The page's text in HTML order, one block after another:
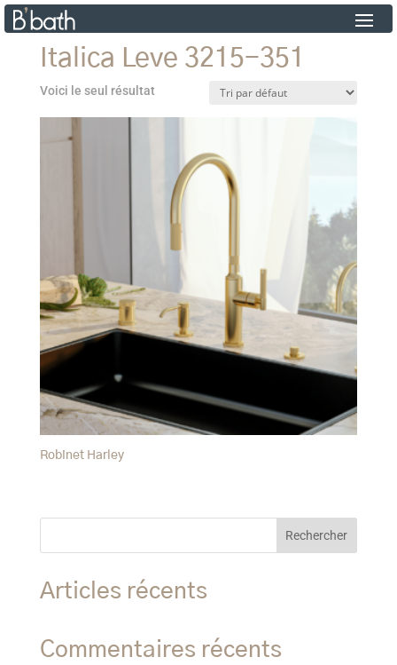
Italica Leve 3215-351
Voici le seul résultat
Robinet Harley
Rechercher
Articles récents
Commentaires récents